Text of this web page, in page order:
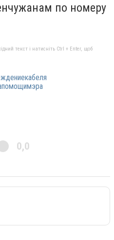
по номеру
текст і натисніть Ctrl + Enter, щоб
0,0